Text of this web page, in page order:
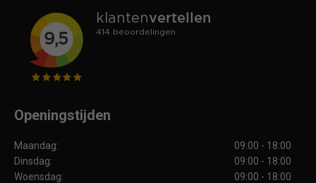
Openingstijden
Maandag:
09:00 - 18:00
Dinsdag:
09:00 - 18:00
Woensdag:
09:00 - 18:00